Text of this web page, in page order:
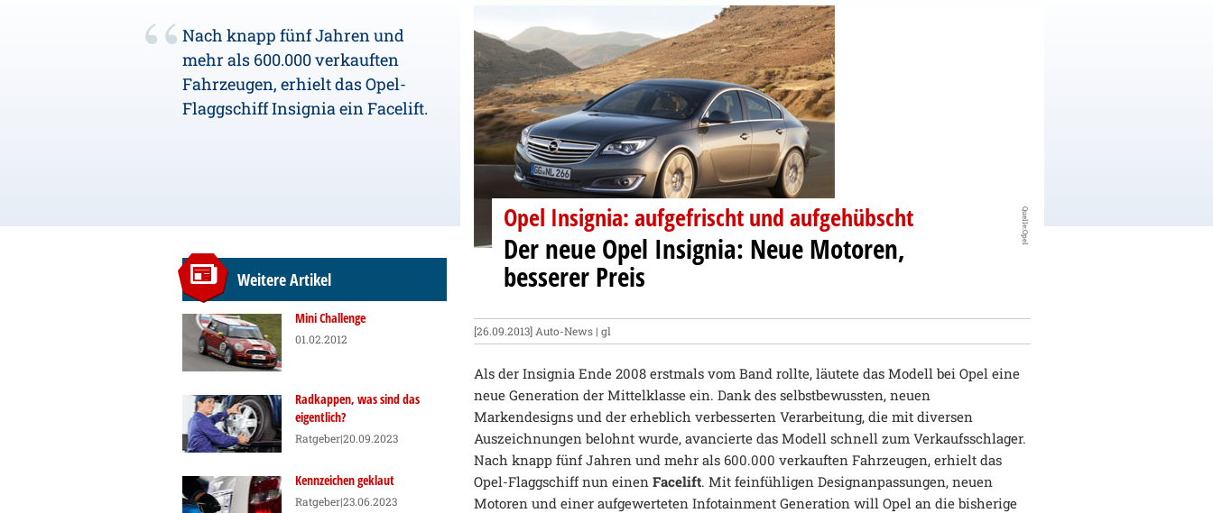
Quelle:Opel
Opel Insignia: aufgefrischt und aufgehübscht
Der neue Opel Insignia: Neue Motoren,
besserer Preis
[26.09.2013] Auto-News | gl
Als der Insignia Ende 2008 erstmals vom Band rollte, läutete das Modell bei Opel eine
neue Generation der Mittelklasse ein. Dank des selbstbewussten, neuen
Markendesigns und der erheblich verbesserten Verarbeitung, die mit diversen
Auszeichnungen belohnt wurde, avancierte das Modell schnell zum Verkaufsschlager.
Nach knapp fünf Jahren und mehr als 600.000 verkauften Fahrzeugen, erhielt das
Opel-Flaggschiff nun einenFacelift. Mit feinfühligen Designanpassungen, neuen
Motoren und einer aufgewerteten Infotainment Generation will Opel an die bisherige
Nach knapp fünf Jahren und
mehr als 600.000 verkauften
Fahrzeugen, erhielt das Opel-
Flaggschiff Insignia ein Facelift.
Weitere Artikel
Mini Challenge
01.02.2012
Radkappen, was sind das
eigentlich?
Ratgeber|20.09.2023
Kennzeichen geklaut
Ratgeber|23.06.2023